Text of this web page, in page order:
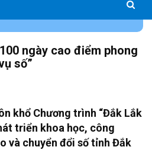
ĐỔI MỚI SÁNG TẠO VÀ
ngày cao điểm phong
số”
khổ Chương trình “Đắk Lắk
triển khoa học, công
và chuyển đổi số tỉnh Đắk